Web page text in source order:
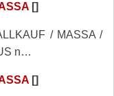
[]
/ MASSA /
n…
[]